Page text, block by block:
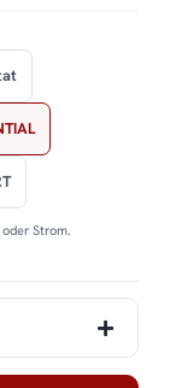
Strom.